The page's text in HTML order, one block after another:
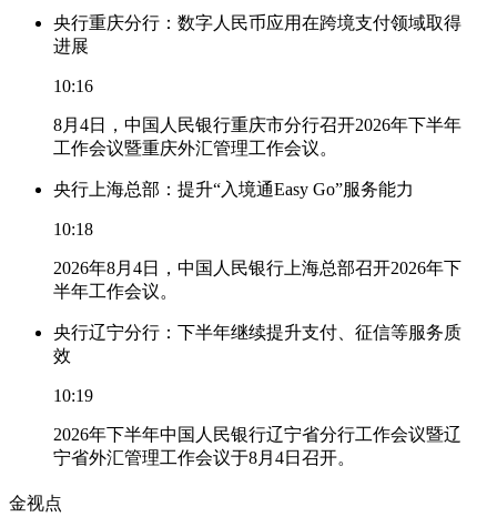
央行重庆分行：数字人民币应用在跨境支付领域取得
进展
10:16
8月4日，中国人民银行重庆市分行召开2026年下半年
工作会议暨重庆外汇管理工作会议。
央行上海总部：提升“入境通Easy Go”服务能力
10:18
2026年8月4日，中国人民银行上海总部召开2026年下
半年工作会议。
央行辽宁分行：下半年继续提升支付、征信等服务质
效
10:19
2026年下半年中国人民银行辽宁省分行工作会议暨辽
宁省外汇管理工作会议于8月4日召开。
金视点